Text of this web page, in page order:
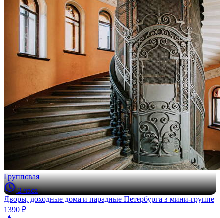
Групповая
2 часа
Дворы, доходные дома и парадные Петербурга в мини-группе
1390 ₽